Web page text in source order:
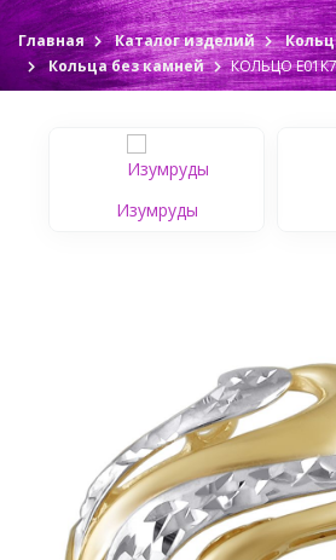
Главная Каталог изделий
Кольца без камней
КОЛЬЦО
Изумруды